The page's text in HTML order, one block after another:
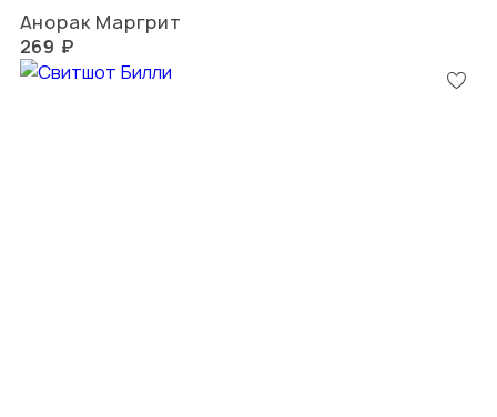
Анорак Маргрит
269 ₽